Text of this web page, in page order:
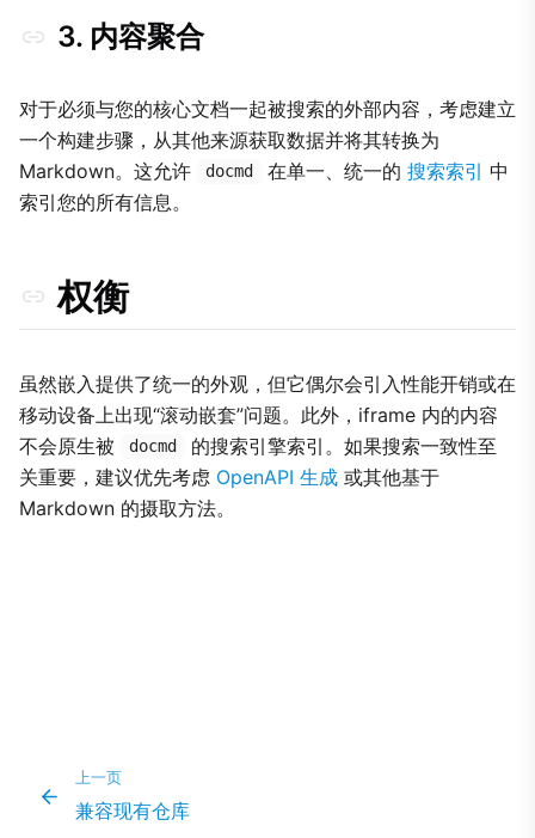
3. 内容聚合
对于必须与您的核心文档一起被搜索的外部内容，考虑建立
一个构建步骤，从其他来源获取数据并将其转换为
Markdown。这允许
docmd 在单一、统一的搜索索引 中
索引您的所有信息。
权衡
虽然嵌入提供了统一的外观，但它偶尔会引入性能开销或在
移动设备上出现“滚动嵌套”问题。此外，iframe 内的内容
不会原生被
docmd
的搜索引擎索引。如果搜索一致性至
关重要，建议优先考虑 OpenAPI 生成 或其他基于
Markdown 的摄取方法。
上一页
兼容现有仓库